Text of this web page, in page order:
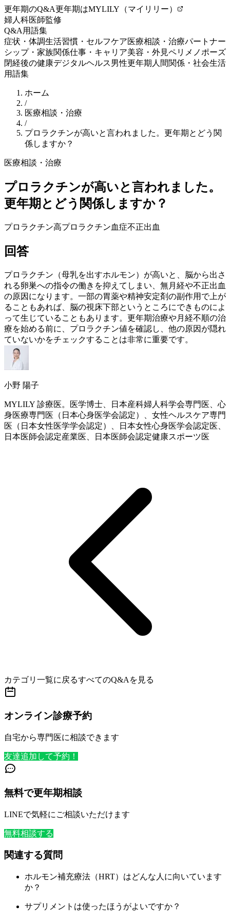
更年期のQ&A更年期はMYLILY（マイリリー）
婦人科医師監修
Q&A 用語集
症状・体調生活習慣・セルフケア医療相談・治療パートナー
シップ・家族関係仕事・キャリア美容・外見ペリメノポーズ
閉経後の健康デジタルヘルス男性更年期 人間関係・社会生活
用語集
ホーム
/
医療相談・治療
/
プロラクチンが高いと言われました。更年期とどう関
係しますか？
医療相談・治療
プロラクチンが高いと言われました。
更年期とどう関係しますか？
プロラクチン高プロラクチン血症不正出血
回答
プロラクチン（母乳を出すホルモン）が高いと、脳から出さ
れる卵巣への指令の働きを抑えてしまい、無月経や不正出血
の原因になります。一部の胃薬や精神安定剤の副作用で上が
ることもあれば、脳の視床下部というところにできものによ
って生じていることもあります。 更年期治療や月経不順の治
療を始める前に、プロラクチン値を確認し、他の原因が隠れ
ていないかをチェックすることは非常に重要です。
小野 陽子
MYLILY 診療医。医学博士、日本産科婦人科学会専門医、心
身医療専門医（日本心身医学会認定）、女性ヘルスケア専門
医（日本女性医学学会認定）、日本女性心身医学会認定医、
日本医師会認定産業医、日本医師会認定健康スポーツ医
カテゴリ一覧に戻るすべてのQ&Aを見る
オンライン診療予約
自宅から専門医に相談できます
友達追加して予約！
無料で更年期相談
LINEで気軽にご相談いただけます
無料相談する
関連する質問
ホルモン補充療法（HRT）はどんな人に向いています
か？
サプリメントは使ったほうがよいですか？